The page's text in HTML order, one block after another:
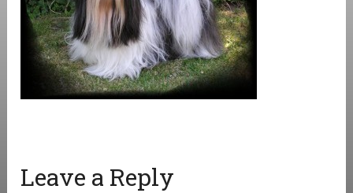
Leave a Reply